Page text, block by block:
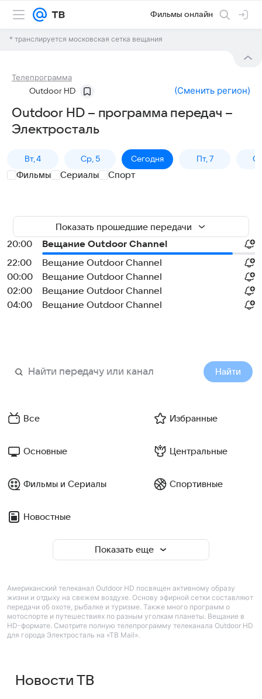
Фильмы онлайн
* транслируется московская сетка вещания
Телепрограмма
Outdoor HD (Сменить регион)
Outdoor HD – программа передач –
Электросталь
Вт, 4 Ср, 5 Сегодня Пт, 7
Фильмы Сериалы Спорт
Показать прошедшие передачи
20:00
Вещание Outdoor Channel
22:00
Вещание Outdoor Channel
00:00
Вещание Outdoor Channel
02:00
Вещание Outdoor Channel
04:00
Вещание Outdoor Channel
Найти
Все Избранные
Основные Центральные
Фильмы и Сериалы Спортивные
Новостные
Показать еще
Американский телеканал Outdoor HD посвящен активному образу
жизни и отдыху на свежем воздухе. Основу эфирной сетки составляют
передачи об охоте, рыбалке и туризме. Также много программ о
мотоспорте и путешествиях по разным уголкам планеты. Вещание в
HD-формате. Смотрите полную телепрограмму телеканала Outdoor HD
для города Электросталь на «ТВ Mail».
Новости ТВ